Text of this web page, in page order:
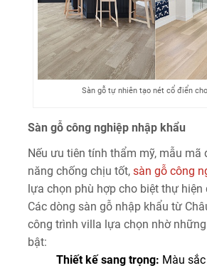
Sàn gỗ tự nhiên tạo nét cổ điển
Sàn gỗ công nghiệp nhập khẩu
Nếu ưu tiên tính thẩm mỹ, mẫu mã
năng chống chịu tốt, sàn gỗ công
lựa chọn phù hợp cho biệt thự hiện
Các dòng sàn gỗ nhập khẩu từ
công trình villa lựa chọn nhờ
bật:
Thiết kế sang trọng: Màu